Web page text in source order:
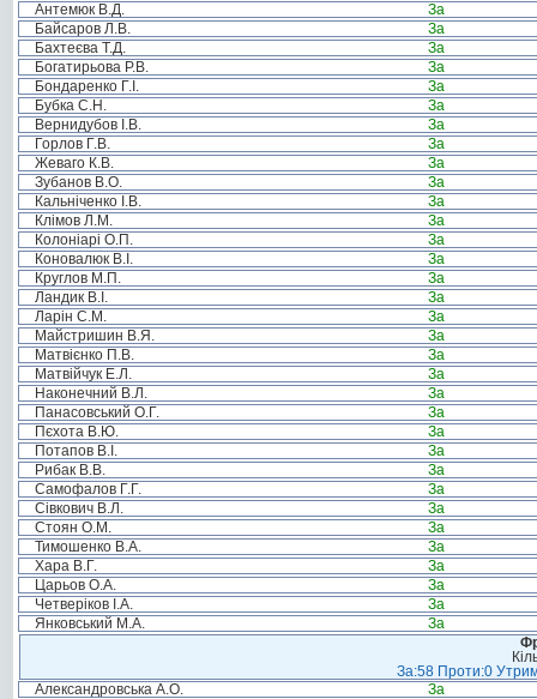
Антемюк В.Д.
За
Байсаров Л.В.
За
Бахтеєва Т.Д.
За
Богатирьова Р.В.
За
Бондаренко Г.І.
За
Бубка С.Н.
За
Вернидубов І.В.
За
Горлов Г.В.
За
Жеваго К.В.
За
Зубанов В.О.
За
Кальніченко І.В.
За
Клімов Л.М.
За
Колоніарі О.П.
За
Коновалюк В.І.
За
Круглов М.П.
За
Ландик В.І.
За
Ларін С.М.
За
Майстришин В.Я.
За
Матвієнко П.В.
За
Матвійчук Е.Л.
За
Наконечний В.Л.
За
Панасовський О.Г.
За
Пєхота В.Ю.
За
Потапов В.І.
За
Рибак В.В.
За
Самофалов Г.Г.
За
Сівкович В.Л.
За
Стоян О.М.
За
Тимошенко В.А.
За
Хара В.Г.
За
Царьов О.А.
За
Четверіков І.А.
За
Янковський М.А.
За
За:58 Проти:0
Александровська А.О.
За